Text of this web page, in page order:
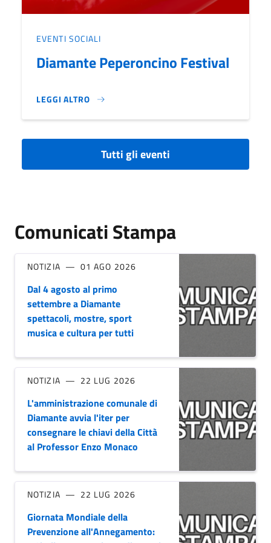
EVENTI SOCIALI
Diamante Peperoncino Festival
LEGGI ALTRO
DIAMANTE PEPERONCINO FESTIVAL}
Tutti gli eventi
Comunicati Stampa
NOTIZIA 01 AGO 2026
Dal 4 agosto al primo
settembre a Diamante
spettacoli, mostre, sport
musica e cultura per tutti
NOTIZIA 22 LUG 2026
L'amministrazione comunale di
Diamante avvia l'iter per
consegnare le chiavi della Città
al Professor Enzo Monaco
NOTIZIA 22 LUG 2026
Giornata Mondiale della
Prevenzione all'Annegamento: